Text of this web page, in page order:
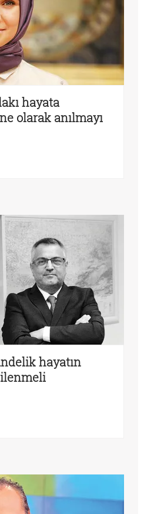
hayata
olarak anılmayı
hayatın